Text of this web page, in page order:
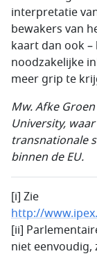
interpretatie
bewakers van
kaart dan ook
noodzakelijke
meer grip te
Mw. Afke
University,
transnationale
binnen de EU.
[i] Zie
http://
[ii]
niet eenvoudig,